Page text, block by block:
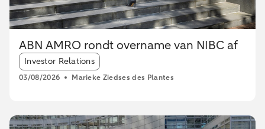
ABN AMRO rondt overname van NIBC af
Article tags:
Investor Relations
03/08/2026 Marieke Ziedses des Plantes